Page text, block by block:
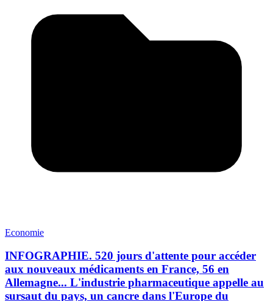
Economie
INFOGRAPHIE. 520 jours d'attente pour accéder
aux nouveaux médicaments en France, 56 en
Allemagne... L'industrie pharmaceutique appelle au
sursaut du pays, un cancre dans l'Europe du